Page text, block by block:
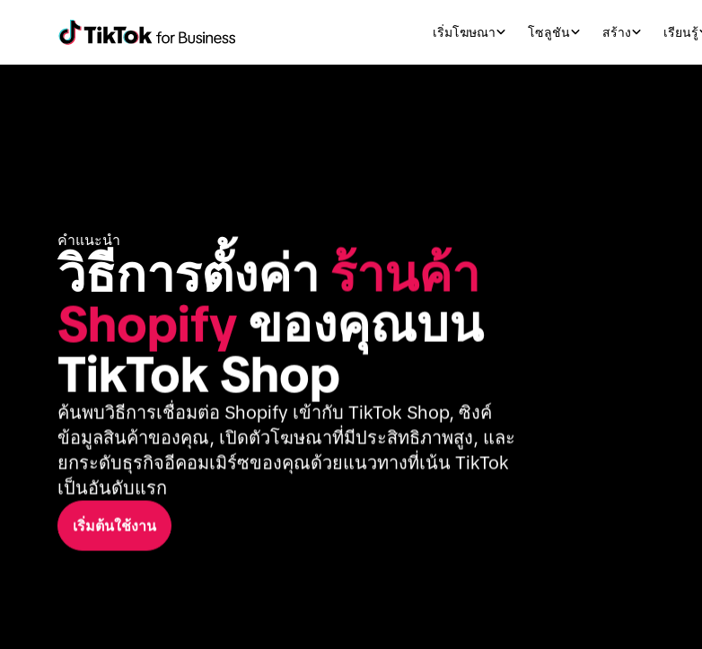
เริ่มโฆษณา โซลูชัน สร้าง เรียนรู้
คำแนะนำ
วิธีการตั้งค่า ร้านค้า
Shopify ของคุณบน
TikTok Shop
ค้นพบวิธีการเชื่อมต่อ Shopify เข้ากับ TikTok Shop, ซิงค์
ข้อมูลสินค้าของคุณ, เปิดตัวโฆษณาที่มีประสิทธิภาพสูง, และ
ยกระดับธุรกิจอีคอมเมิร์ซของคุณด้วยแนวทางที่เน้น TikTok
เป็นอันดับแรก
เริ่มต้นใช้งาน